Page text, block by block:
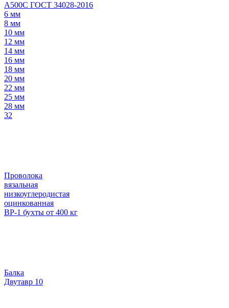
А500С ГОСТ 34028-2016
6 мм
8 мм
10 мм
12 мм
14 мм
16 мм
18 мм
20 мм
22 мм
25 мм
28 мм
32
Проволока
вязальная
низкоуглеродистая
оцинкованная
ВР-1 бухты от 400 кг
Балка
Двутавр 10